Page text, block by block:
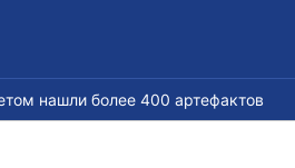
нашли более 400 артефактов